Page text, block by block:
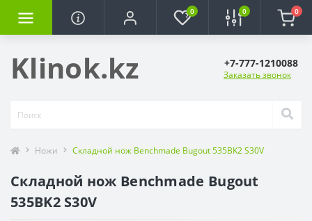
0 0 0
Klinok.kz +7-777-1210088
Заказать звонок
Ножи Складной нож Benchmade Bugout 535BK2 S30V
Складной нож Benchmade Bugout
535BK2 S30V